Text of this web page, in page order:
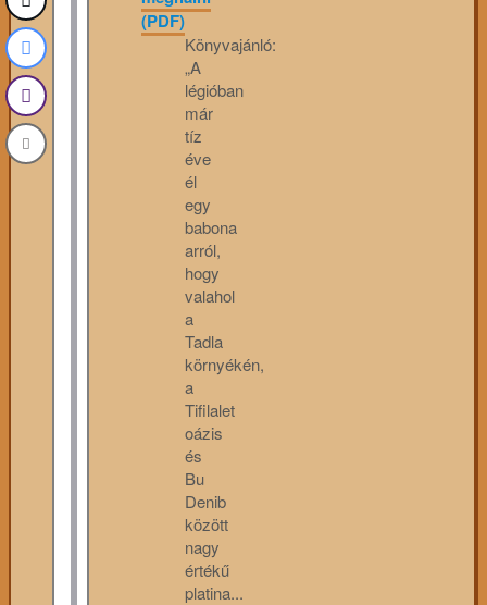
(PDF)
Könyvajánló:
„A
légióban
már
tíz
éve
él
egy
babona
arról,
hogy
valahol
a
Tadla
környékén,
a
Tifilalet
oázis
és
Bu
Denib
között
nagy
értékű
platina...